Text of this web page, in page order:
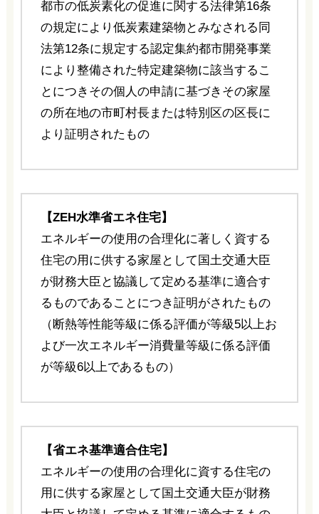
都市の低炭素化の促進に関する法律第16条
の規定により低炭素建築物とみなされる同
法第12条に規定する認定集約都市開発事業
により整備された特定建築物に該当するこ
とにつきその個人の申請に基づきその家屋
の所在地の市町村長または特別区の区長に
より証明されたもの
【ZEH水準省エネ住宅】
エネルギーの使用の合理化に著しく資する
住宅の用に供する家屋として国土交通大臣
が財務大臣と協議して定める基準に適合す
るものであることにつき証明がされたもの
（断熱等性能等級に係る評価が等級5以上お
よび一次エネルギー消費量等級に係る評価
が等級6以上であるもの）
【省エネ基準適合住宅】
エネルギーの使用の合理化に資する住宅の
用に供する家屋として国土交通大臣が財務